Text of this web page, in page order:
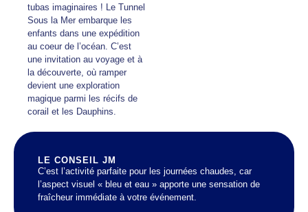
tubas imaginaires ! Le Tunnel
Sous la Mer embarque les
enfants dans une expédition
au coeur de l’océan. C’est
une invitation au voyage et à
la découverte, où ramper
devient une exploration
magique parmi les récifs de
corail et les Dauphins.
LE CONSEIL JM
C’est l’activité parfaite pour les journées chaudes, car
l’aspect visuel « bleu et eau » apporte une sensation de
fraîcheur immédiate à votre événement.